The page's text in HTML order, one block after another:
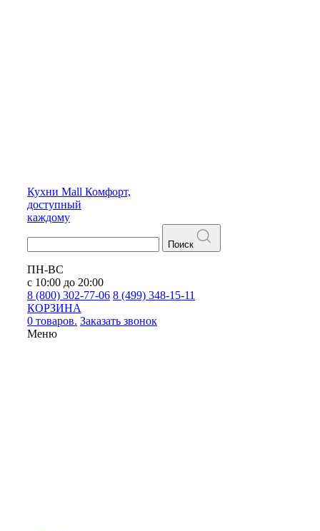
Кухни Mall Комфорт,
доступный
каждому
Поиск
ПН-ВС
с 10:00 до 20:00
8 (800) 302-77-06 8 (499) 348-15-11
КОРЗИНА
0 товаров. Заказать звонок
Меню